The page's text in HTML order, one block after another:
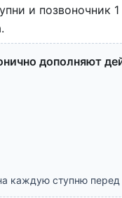
и позвоночник
дополняют
каждую ступню